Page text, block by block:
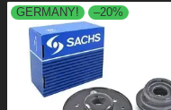
GERMANY! –20%